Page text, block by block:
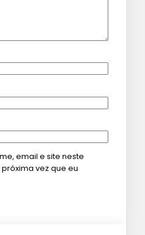
email e site neste
vez que eu